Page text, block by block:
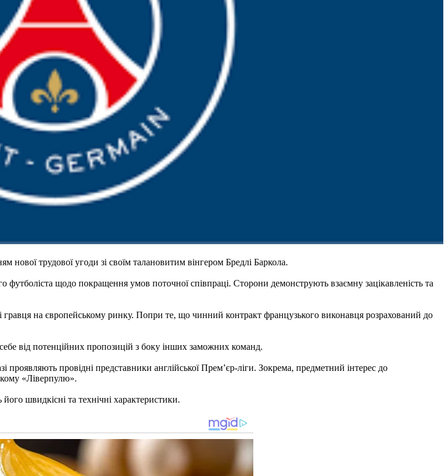
трудової угоди зі своїм талановитим вінгером Бредлі Баркола.
щодо покращення умов поточної співпраці. Сторони демонструють взаємну зацікавленість та
гравця на європейському ринку. Попри те, що чинний контракт французького виконавця розрахований до
від потенційних пропозицій з боку інших заможних команд.
провідні представники англійської Прем’єр-ліги. Зокрема, предметний інтерес до
«Ліверпулю».
швидкісні та технічні характеристики.